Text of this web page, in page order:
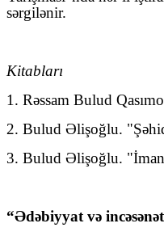
sərgilənir.
Kitabları
1. Rəssam Bulud
2. Bulud Əlişoğlu.
3. Bulud Əlişoğlu.
“Ədəbiyyat və